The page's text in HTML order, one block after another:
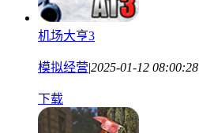
机场大亨3
模拟经营|2025-01-12 08:00:28
下载